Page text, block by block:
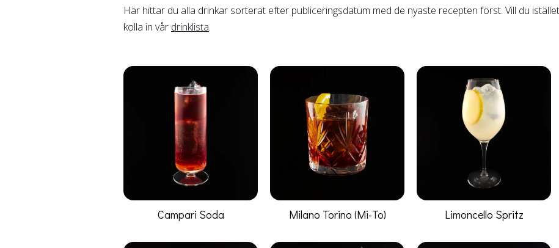
Här hittar du alla drinkar sorterat efter publiceringsdatum med de nyaste recepten först. Vill du
kolla in vår drinklista.
Campari Soda Milano Torino (Mi-To) Limoncello Spritz